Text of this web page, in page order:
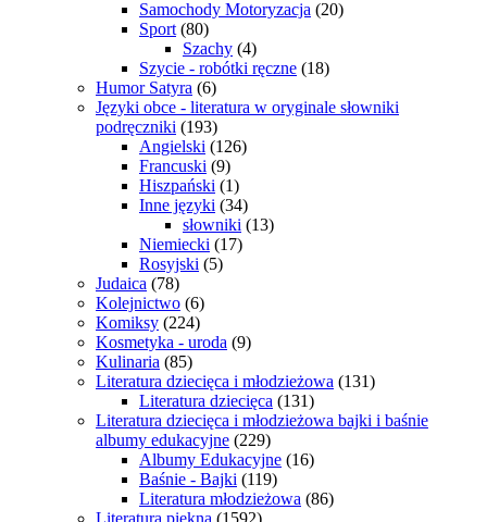
Samochody Motoryzacja (20)
Sport (80)
Szachy (4)
Szycie - robótki ręczne (18)
Humor Satyra (6)
Języki obce - literatura w oryginale słowniki
podręczniki (193)
Angielski (126)
Francuski (9)
Hiszpański (1)
Inne języki (34)
słowniki (13)
Niemiecki (17)
Rosyjski (5)
Judaica (78)
Kolejnictwo (6)
Komiksy (224)
Kosmetyka - uroda (9)
Kulinaria (85)
Literatura dziecięca i młodzieżowa (131)
Literatura dziecięca (131)
Literatura dziecięca i młodzieżowa bajki i baśnie
albumy edukacyjne (229)
Albumy Edukacyjne (16)
Baśnie - Bajki (119)
Literatura młodzieżowa (86)
Literatura piękna (1592)